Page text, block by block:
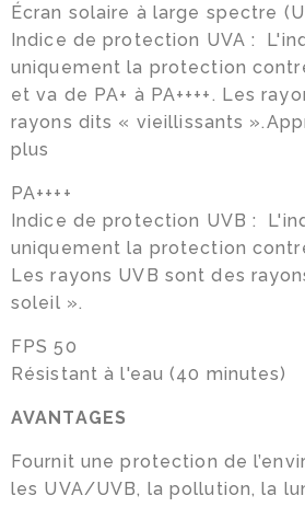
Écran solaire à large spectre
Indice de protection UVA :
uniquement la protection
et va de PA+ à PA++++. Les
rayons dits « vieillissants
plus
PA++++
Indice de protection UVB :
uniquement la protection
Les rayons UVB sont des
soleil ».
FPS 50
Résistant à l'eau (40 minutes)
AVANTAGES
Fournit une protection de
les UVA/UVB, la pollution, la